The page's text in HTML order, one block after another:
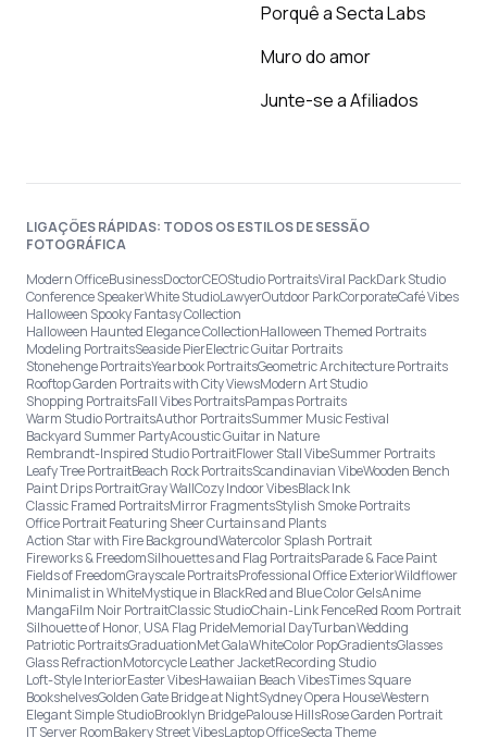
Porquê a Secta Labs
Muro do amor
Junte-se a Afiliados
LIGAÇÕES RÁPIDAS: TODOS OS ESTILOS DE SESSÃO
FOTOGRÁFICA
Modern OfficeBusinessDoctorCEOStudio PortraitsViral PackDark Studio
Conference SpeakerWhite StudioLawyerOutdoor ParkCorporateCafé Vibes
Halloween Spooky Fantasy Collection
Halloween Haunted Elegance CollectionHalloween Themed Portraits
Modeling PortraitsSeaside PierElectric Guitar Portraits
Stonehenge PortraitsYearbook PortraitsGeometric Architecture Portraits
Rooftop Garden Portraits with City ViewsModern Art Studio
Shopping PortraitsFall Vibes PortraitsPampas Portraits
Warm Studio PortraitsAuthor PortraitsSummer Music Festival
Backyard Summer PartyAcoustic Guitar in Nature
Rembrandt-Inspired Studio PortraitFlower Stall VibeSummer Portraits
Leafy Tree PortraitBeach Rock PortraitsScandinavian VibeWooden Bench
Paint Drips PortraitGray WallCozy Indoor VibesBlack Ink
Classic Framed PortraitsMirror FragmentsStylish Smoke Portraits
Office Portrait Featuring Sheer Curtains and Plants
Action Star with Fire BackgroundWatercolor Splash Portrait
Fireworks & FreedomSilhouettes and Flag PortraitsParade & Face Paint
Fields of FreedomGrayscale PortraitsProfessional Office ExteriorWildflower
Minimalist in WhiteMystique in BlackRed and Blue Color GelsAnime
MangaFilm Noir PortraitClassic StudioChain-Link FenceRed Room Portrait
Silhouette of Honor, USA Flag PrideMemorial DayTurbanWedding
Patriotic PortraitsGraduationMet GalaWhiteColor PopGradientsGlasses
Glass RefractionMotorcycle Leather JacketRecording Studio
Loft-Style InteriorEaster VibesHawaiian Beach VibesTimes Square
BookshelvesGolden Gate Bridge at NightSydney Opera HouseWestern
Elegant Simple StudioBrooklyn BridgePalouse HillsRose Garden Portrait
IT Server RoomBakery Street VibesLaptop OfficeSecta Theme